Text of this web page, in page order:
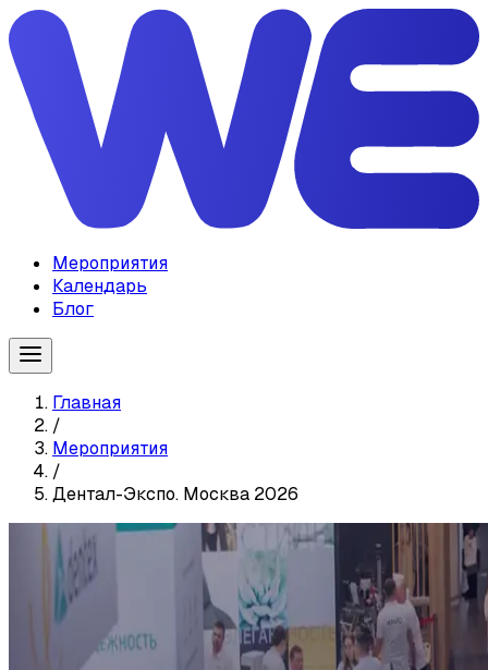
Мероприятия
Календарь
Блог
Главная
/
Мероприятия
/
Дентал-Экспо. Москва 2026